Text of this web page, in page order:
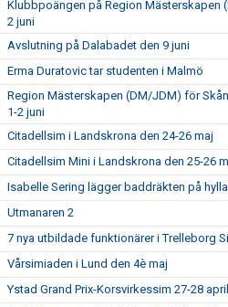
Klubbpoängen på Region Mästerskapen
2 juni
Avslutning på Dalabadet den 9 juni
Erma Duratovic tar studenten i Malmö
Region Mästerskapen (DM/JDM) för
1-2 juni
Citadellsim i Landskrona den 24-26 maj
Citadellsim Mini i Landskrona den 25-26
Isabelle Sering lägger baddräkten på
Utmanaren 2
7 nya utbildade funktionärer i Trelleborg
Vårsimiaden i Lund den 4è maj
Ystad Grand Prix-Korsvirkessim 27-28 april